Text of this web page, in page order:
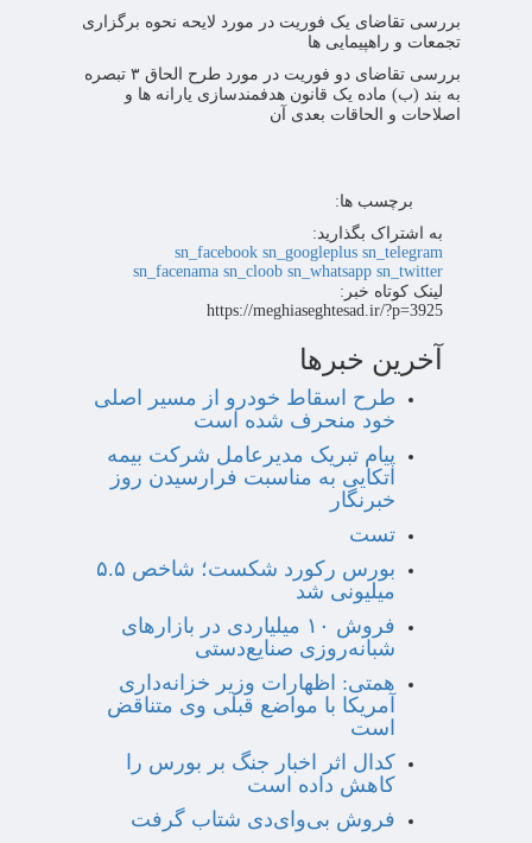
بررسی تقاضای یک فوریت در مورد لایحه نحوه برگزاری
تجمعات و راهپیمایی ها
بررسی تقاضای دو فوریت در مورد طرح الحاق ۳ تبصره
به بند (ب) ماده یک قانون هدفمندسازی یارانه ها و
اصلاحات و الحاقات بعدی آن
برچسب ها:
به اشتراک بگذارید:
sn_facebook sn_googleplus sn_telegram
sn_facenama sn_cloob sn_whatsapp sn_twitter
لینک کوتاه خبر:
https://meghiaseghtesad.ir/?p=3925
آخرین خبرها
طرح اسقاط خودرو از مسیر اصلی
خود منحرف شده است
پیام تبریک مدیرعامل شرکت بیمه
اتکایی به مناسبت فرارسیدن روز
خبرنگار
تست
بورس رکورد شکست؛ شاخص ۵.۵
میلیونی شد
فروش ۱۰ میلیاردی در بازارهای
شبانه‌روزی صنایع‌دستی
همتی: اظهارات وزیر خزانه‌داری
آمریکا با مواضع قبلی وی متناقض
است
کدال اثر اخبار جنگ بر بورس را
کاهش داده است
فروش بی‌وای‌دی شتاب گرفت